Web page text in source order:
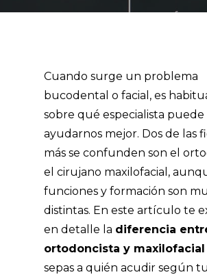
Cuando surge un problema
bucodental o facial, es
sobre qué especialista puede
ayudarnos mejor. Dos de las
más se confunden son el
el cirujano maxilofacial,
funciones y formación son
distintas. En este artículo te
en detalle la diferencia
ortodoncista y maxilofacial
sepas a quién acudir según